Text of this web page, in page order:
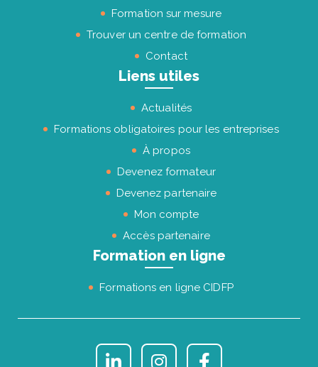
Formation sur mesure
Trouver un centre de formation
Contact
Liens utiles
Actualités
Formations obligatoires pour les entreprises
À propos
Devenez formateur
Devenez partenaire
Mon compte
Accès partenaire
Formation en ligne
Formations en ligne CIDFP